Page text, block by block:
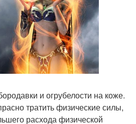
и огрубелости на коже.
тратить физические силы,
расхода физической